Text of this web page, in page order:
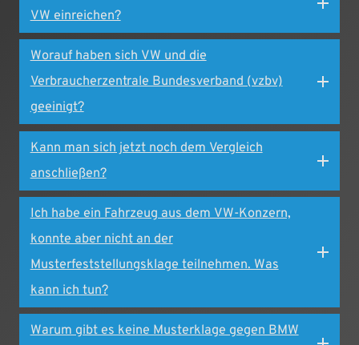
VW einreichen?
Worauf haben sich VW und die
Verbraucherzentrale Bundesverband (vzbv)
geeinigt?
Kann man sich jetzt noch dem Vergleich
anschließen?
Ich habe ein Fahrzeug aus dem VW-Konzern,
konnte aber nicht an der
Musterfeststellungsklage teilnehmen. Was
kann ich tun?
Warum gibt es keine Musterklage gegen BMW